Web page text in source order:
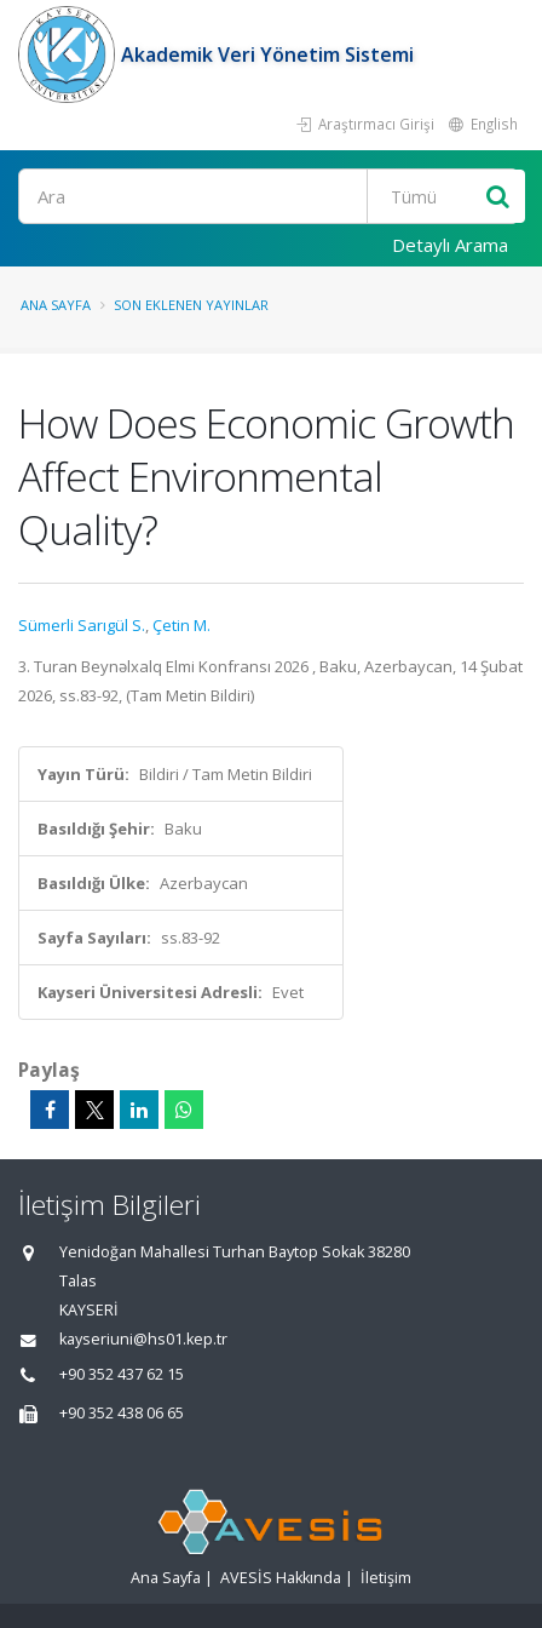
Akademik Veri Yönetim Sistemi
Araştırmacı Girişi English
Ara
Detaylı Arama
ANA SAYFA SON EKLENEN YAYINLAR
How Does Economic Growth
Affect Environmental
Quality?
Sümerli Sarıgül S.,Çetin M.
3. Turan Beynəlxalq Elmi Konfransı 2026 , Baku, Azerbaycan, 14 Şubat
2026, ss.83-92, (Tam Metin Bildiri)
Yayın Türü: Bildiri / Tam Metin Bildiri
Basıldığı Şehir: Baku
Basıldığı Ülke: Azerbaycan
Sayfa Sayıları: ss.83-92
Kayseri Üniversitesi Adresli: Evet
Paylaş
İletişim Bilgileri
Yenidoğan Mahallesi Turhan Baytop Sokak 38280
Talas
KAYSERİ
kayseriuni@hs01.kep.tr
+90 352 437 62 15
+90 352 438 06 65
Ana Sayfa | AVESİS Hakkında | İletişim